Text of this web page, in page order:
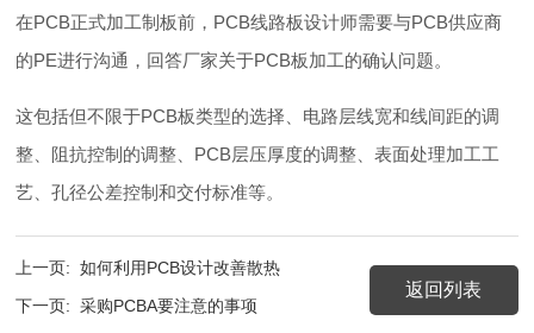
在PCB正式加工制板前，PCB线路板设计师需要与PCB供应商
的PE进行沟通，回答厂家关于PCB板加工的确认问题。
这包括但不限于PCB板类型的选择、电路层线宽和线间距的调
整、阻抗控制的调整、PCB层压厚度的调整、表面处理加工工
艺、孔径公差控制和交付标准等。
返回列表
上一页:如何利用PCB设计改善散热
下一页:采购PCBA要注意的事项